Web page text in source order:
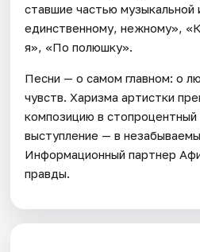
ставшие частью музыкальной
единственному, нежному»,
я», «По полюшку».
Песни — о самом главном: о
чувств. Харизма артистки
композицию в
выступление — в
Информационный партнер
правды.